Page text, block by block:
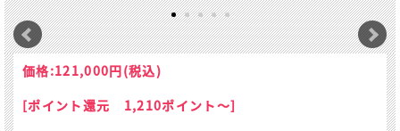
価格:121,000円(税込)
[ポイント還元 1,210ポイント～]